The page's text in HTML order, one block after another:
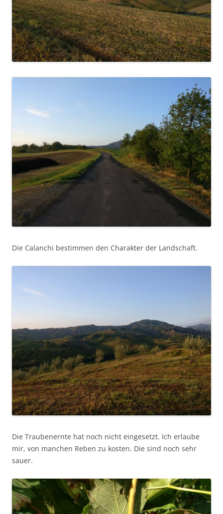
Die Calanchi bestimmen den Charakter der Landschaft.
Die Traubenernte hat noch nicht eingesetzt. Ich erlaube
mir, von manchen Reben zu kosten. Die sind noch sehr
sauer.